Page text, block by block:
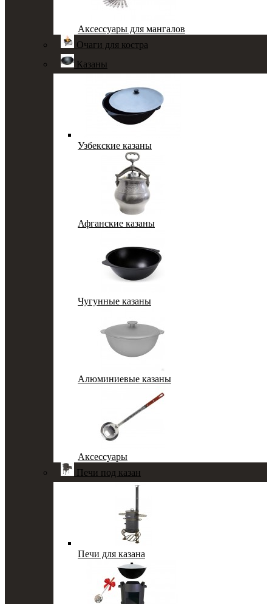
Аксессуары для мангалов
Очаги для костра
Казаны
Узбекские казаны
Афганские казаны
Чугунные казаны
Алюминиевые казаны
Аксессуары
Печи под казан
Печи для казана